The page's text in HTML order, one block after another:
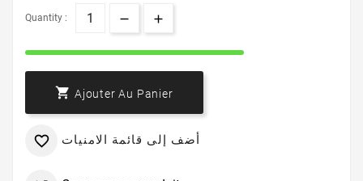
Quantity :
 Ajouter Au Panier
 أضف إلى قائمة الامنيات